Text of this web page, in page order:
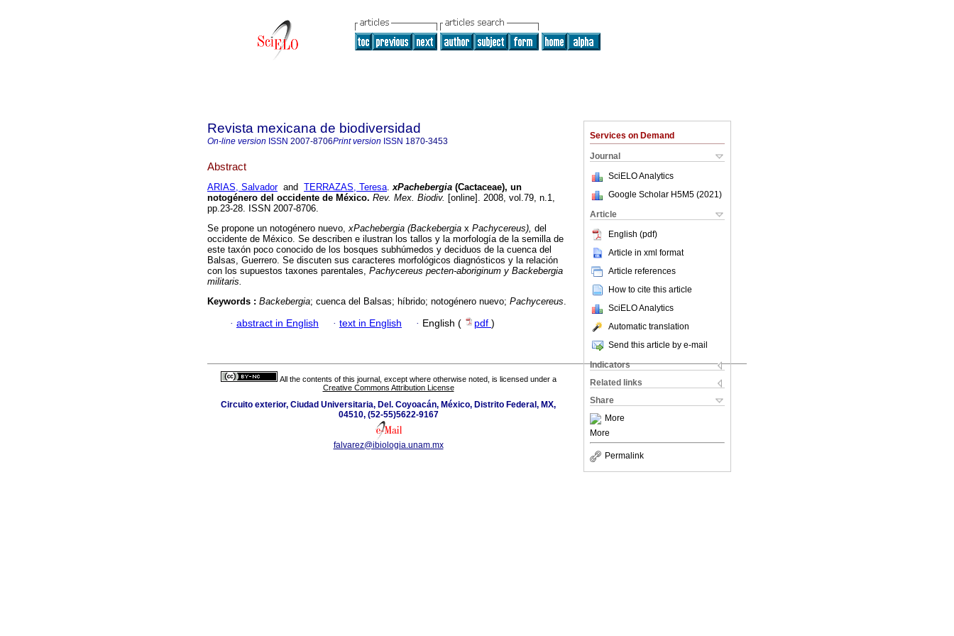
Services on Demand
Journal
SciELO Analytics
Google Scholar H5M5 (2021 )
Article
English (pdf)
Article in xml format
Article references
How to cite this article
SciELO Analytics
Automatic translation
Send this article by e-mail
Indicators
Related links
Share
More
More
Permalink
Revista mexicana de biodiversidad
On-line version ISSN 2007-8706Print version ISSN 1870-3453
Abstract
ARIAS, Salvadorand TERRAZAS, Teresa. xPachebergia (Cactaceae), un
notogénero del occidente de México. Rev. Mex. Biodiv. [online]. 2008, vol.79, n.1,
pp.23-28. ISSN 2007-8706.
Se propone un notogénero nuevo,xPachebergia (Backebergia x Pachycereus), del
occidente de México. Se describen e ilustran los tallos y la morfología de la semilla de
este taxón poco conocido de los bosques subhúmedos y deciduos de la cuenca del
Balsas, Guerrero. Se discuten sus caracteres morfológicos diagnósticos y la relación
con los supuestos taxones parentales, Pachycereus pecten-aboriginum y Backebergia
militaris.
Keywords : Backebergia; cuenca del Balsas; híbrido; notogénero nuevo; Pachycereus.
· abstract in English · text in English · English ( pdf )
All the contents of this journal, except where otherwise noted, is licensed under a
Creative Commons Attribution License
Circuito exterior, Ciudad Universitaria, Del. Coyoacán, México, Distrito Federal, MX,
04510, (52-55)5622-9167
falvarez@ibiologia.unam.mx